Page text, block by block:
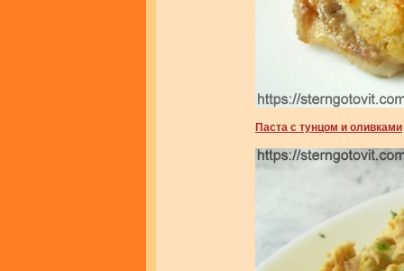
Паста с тунцом и оливками